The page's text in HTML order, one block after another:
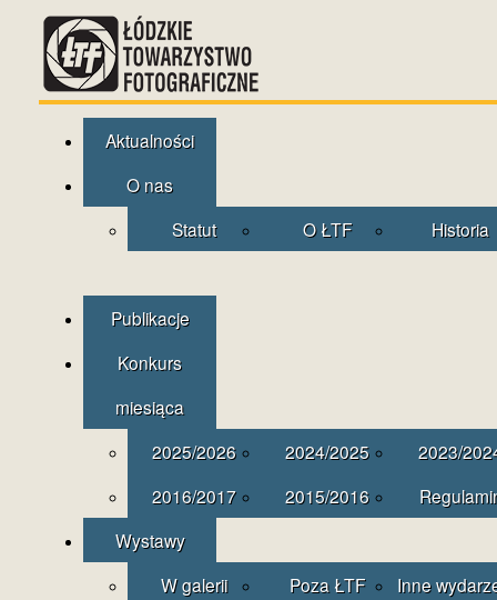
Aktualności
O nas
Statut
O ŁTF Historia
Publikacje
Konkurs
miesiąca
2025/2026
2024/2025
2023/
2016/2017
2015/2016
Wystawy
W galerii
Poza ŁTF
Inne